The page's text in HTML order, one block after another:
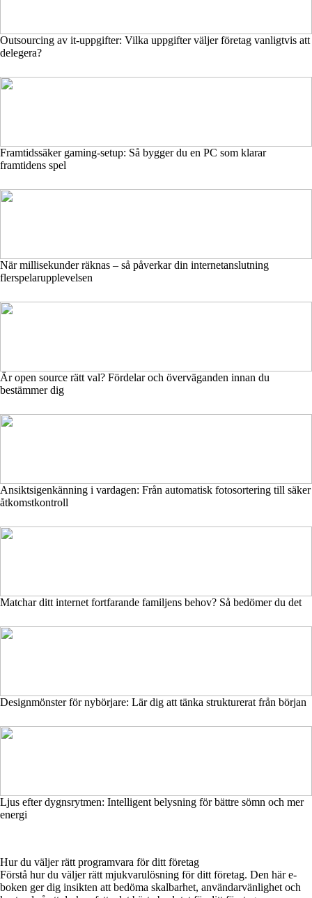
Outsourcing av it-uppgifter: Vilka uppgifter väljer företag vanligtvis att
delegera?
Framtidssäker gaming-setup: Så bygger du en PC som klarar
framtidens spel
När millisekunder räknas – så påverkar din internetanslutning
flerspelarupplevelsen
Är open source rätt val? Fördelar och överväganden innan du
bestämmer dig
Ansiktsigenkänning i vardagen: Från automatisk fotosortering till säker
åtkomstkontroll
Matchar ditt internet fortfarande familjens behov? Så bedömer du det
Designmönster för nybörjare: Lär dig att tänka strukturerat från början
Ljus efter dygnsrytmen: Intelligent belysning för bättre sömn och mer
energi
Hur du väljer rätt programvara för ditt företag
Förstå hur du väljer rätt mjukvarulösning för ditt företag. Den här e-
boken ger dig insikten att bedöma skalbarhet, användarvänlighet och